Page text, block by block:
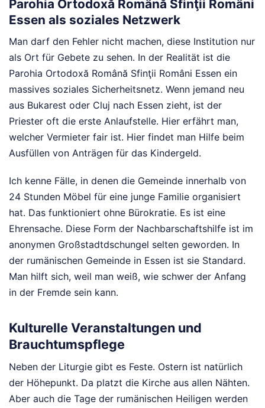
Parohia Ortodoxă Română Sfinţii Români
Essen als soziales Netzwerk
Man darf den Fehler nicht machen, diese Institution nur
als Ort für Gebete zu sehen. In der Realität ist die
Parohia Ortodoxă Română Sfinţii Români Essen ein
massives soziales Sicherheitsnetz. Wenn jemand neu
aus Bukarest oder Cluj nach Essen zieht, ist der
Priester oft die erste Anlaufstelle. Hier erfährt man,
welcher Vermieter fair ist. Hier findet man Hilfe beim
Ausfüllen von Anträgen für das Kindergeld.
Ich kenne Fälle, in denen die Gemeinde innerhalb von
24 Stunden Möbel für eine junge Familie organisiert
hat. Das funktioniert ohne Bürokratie. Es ist eine
Ehrensache. Diese Form der Nachbarschaftshilfe ist im
anonymen Großstadtdschungel selten geworden. In
der rumänischen Gemeinde in Essen ist sie Standard.
Man hilft sich, weil man weiß, wie schwer der Anfang
in der Fremde sein kann.
Kulturelle Veranstaltungen und
Brauchtumspflege
Neben der Liturgie gibt es Feste. Ostern ist natürlich
der Höhepunkt. Da platzt die Kirche aus allen Nähten.
Aber auch die Tage der rumänischen Heiligen werden